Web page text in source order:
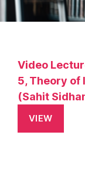
Video
5, Theory of
(Sahit
VIEW